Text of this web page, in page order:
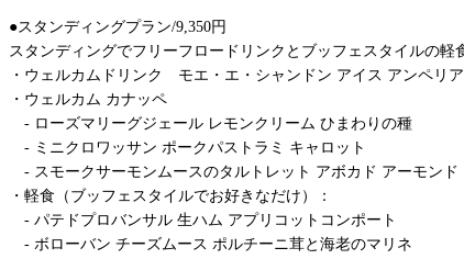
●スタンディングプラン/9,350円
スタンディングでフリーフロードリンクとブッフェスタイルの軽
・ウェルカムドリンク モエ・エ・シャンドン アイス アンペリ
・ウェルカム カナッペ
‐ ローズマリーグジェール レモンクリーム ひまわりの種
‐ ミニクロワッサン ポークパストラミ キャロット
‐ スモークサーモンムースのタルトレット アボカド アーモンド
・軽食（ブッフェスタイルでお好きなだけ）：
‐ パテドプロバンサル 生ハム アプリコットコンポート
‐ ボローバン チーズムース ポルチーニ茸と海老のマリネ